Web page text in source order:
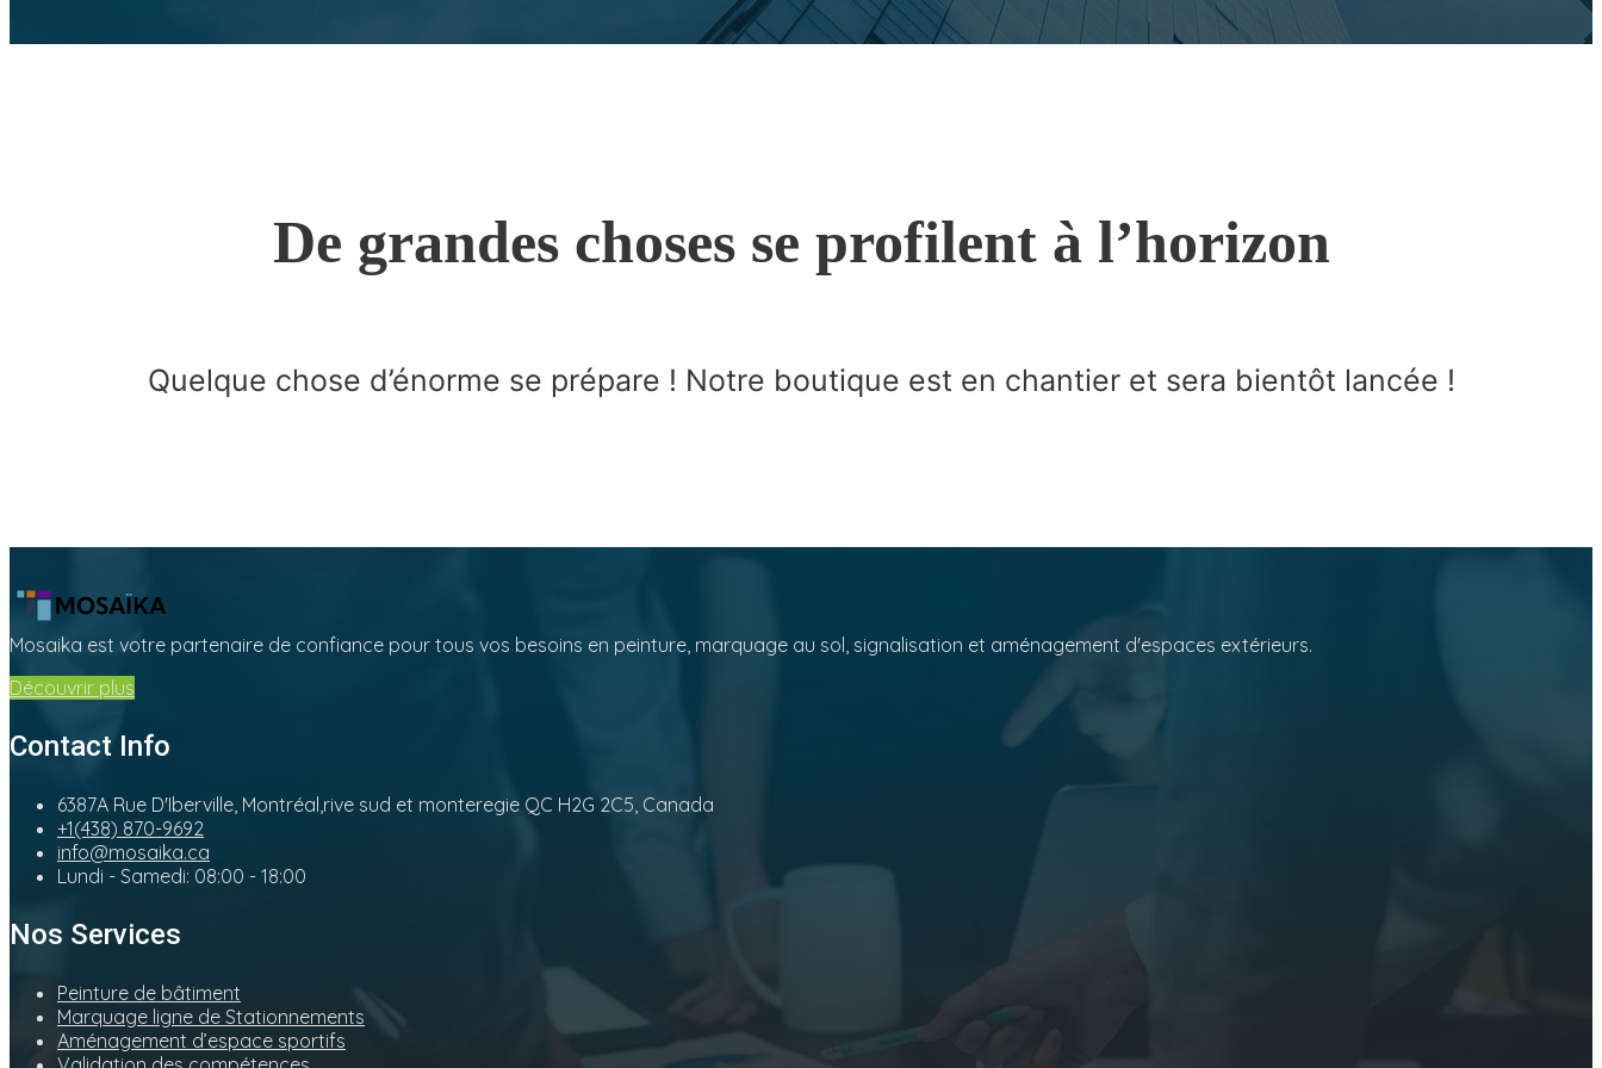
De grandes choses se profilent à l’horizon
Quelque chose d’énorme se prépare ! Notre boutique est en chantier et sera bientôt lancée !
Mosaika est votre partenaire de confiance pour tous vos besoins en peinture, marquage au sol, signalisation et aménagement d'espaces extérieurs.
Découvrir plus
Contact Info
6387A Rue D'Iberville, Montréal,rive sud et monteregie QC H2G 2C5, Canada
+1(438) 870-9692
info@mosaika.ca
Lundi - Samedi: 08:00 - 18:00
Nos Services
Peinture de bâtiment
Marquage ligne de Stationnements
Aménagement d’espace sportifs